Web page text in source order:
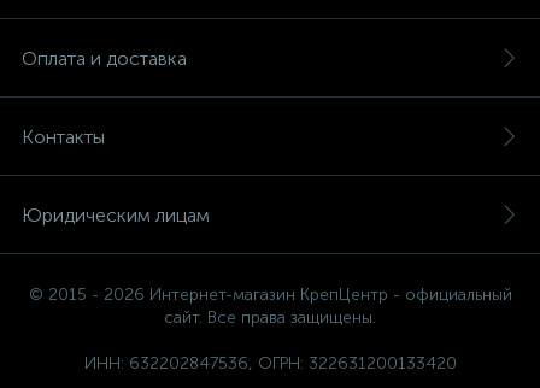
Оплата и доставка
Контакты
Юридическим лицам
© 2015 - 2026 Интернет-магазин КрепЦентр - официальный
сайт. Все права защищены.
ИНН: 632202847536, ОГРН: 322631200133420